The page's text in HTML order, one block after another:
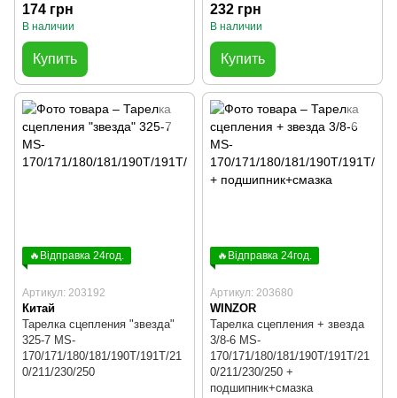
174 грн
В наличии
Купить
232 грн
В наличии
Купить
🔥Відправка 24год.
Артикул: 203192
Китай
Тарелка сцепления "звезда"
325-7 MS-
170/171/180/181/190T/191T/21
0/211/230/250
🔥Відправка 24год.
Артикул: 203680
WINZOR
Тарелка сцепления + звезда
3/8-6 MS-
170/171/180/181/190T/191T/21
0/211/230/250 +
подшипник+смазка